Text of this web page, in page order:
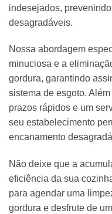
indesejados,
desagradáveis.
Nossa abordagem
minuciosa e a
gordura, garantindo
sistema de esgoto.
prazos rápidos e um
seu estabelecimento
encanamento
Não deixe que a
eficiência da sua
para agendar uma
gordura e desfrute de